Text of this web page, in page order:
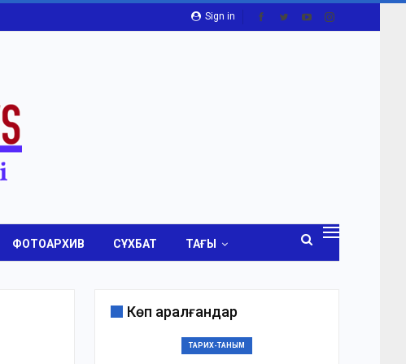
Sign in
ФОТОАРХИВ СҰХБАТ ТАҒЫ
Көп қаралғандар
ТАРИХ-ТАНЫМ